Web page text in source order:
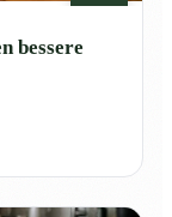
bessere